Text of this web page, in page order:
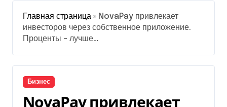
Главная страница » NovaPay привлекает
инвесторов через собственное приложение.
Проценты – лучше…
Бизнес
NovaPay привлекает